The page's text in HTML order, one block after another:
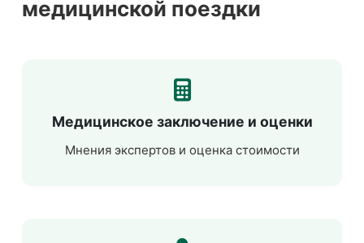
медицинской поездки
Медицинское заключение и оценки
Мнения экспертов и оценка стоимости